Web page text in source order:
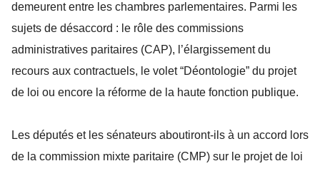
demeurent entre les chambres parlementaires. Parmi les
sujets de désaccord : le rôle des commissions
administratives paritaires (CAP), l’élargissement du
recours aux contractuels, le volet “Déontologie” du projet
de loi ou encore la réforme de la haute fonction publique.
Les députés et les sénateurs aboutiront-ils à un accord lors
de la commission mixte paritaire (CMP) sur le projet de loi